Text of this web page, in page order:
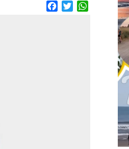
FacebookTwitterWhatsApp